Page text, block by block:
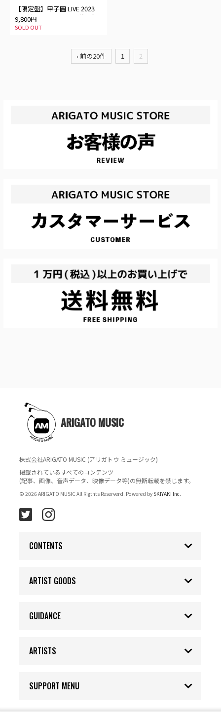
【限定盤】甲子園 LIVE 2023
@阪神甲子園球場【予約分】
9,800円
SOLD OUT
‹ 前の20件 1 2
ARIGATO MUSIC
株式会社ARIGATO MUSIC (アリガトウ ミュージック)
掲載されているすべてのコンテンツ
(記事、画像、音声データ、映像データ等)の無断転載を禁じます。
© 2026 ARIGATO MUSIC All Rigthts Reserverd. Powered by SKIYAKI Inc.
CONTENTS
ARTIST GOODS
GUIDANCE
ARTISTS
SUPPORT MENU